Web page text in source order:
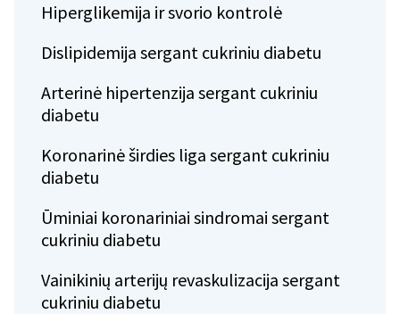
Hiperglikemija ir svorio kontrolė
Dislipidemija sergant cukriniu diabetu
Arterinė hipertenzija sergant cukriniu
diabetu
Koronarinė širdies liga sergant cukriniu
diabetu
Ūminiai koronariniai sindromai sergant
cukriniu diabetu
Vainikinių arterijų revaskulizacija sergant
cukriniu diabetu